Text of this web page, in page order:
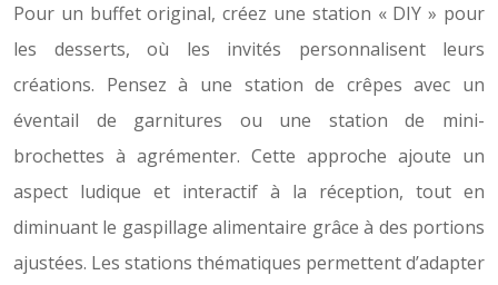
Pour un buffet original, créez une station « DIY » pour
les desserts, où les invités personnalisent leurs
créations. Pensez à une station de crêpes avec un
éventail de garnitures ou une station de mini-
brochettes à agrémenter. Cette approche ajoute un
aspect ludique et interactif à la réception, tout en
diminuant le gaspillage alimentaire grâce à des portions
ajustées. Les stations thématiques permettent d’adapter